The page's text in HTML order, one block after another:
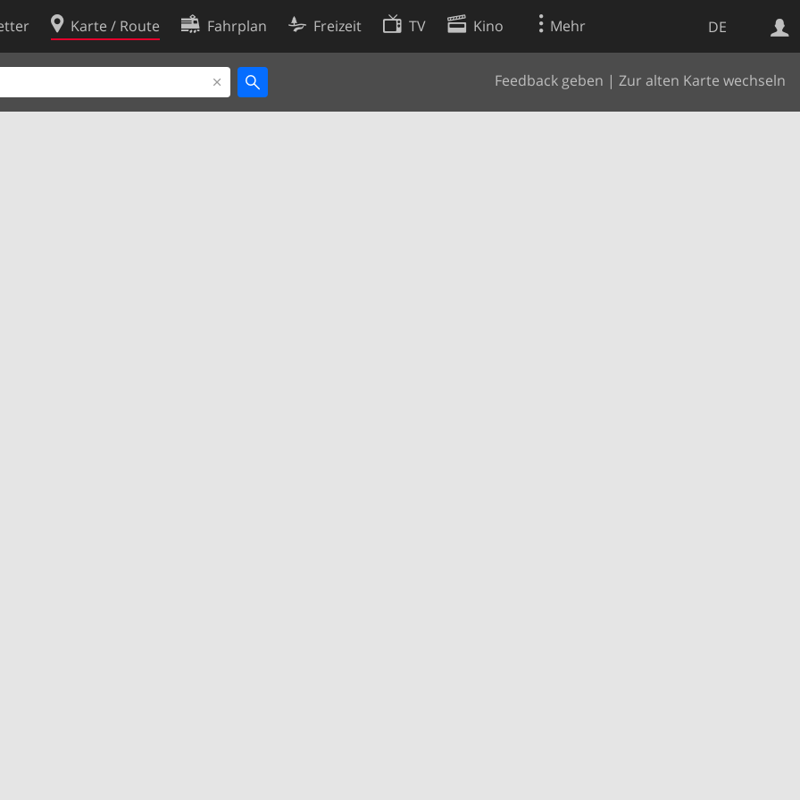
DE
Karte / Route Fahrplan Freizeit TV Kino Mehr
Feedback geben | Zur alten Karte wechseln
Websuche
Cookie-Richtlinie
Cookie-Einstellungen